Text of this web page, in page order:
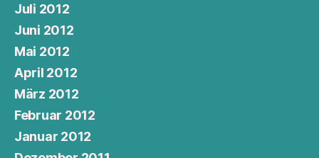
Juli 2012
Juni 2012
Mai 2012
April 2012
März 2012
Februar 2012
Januar 2012